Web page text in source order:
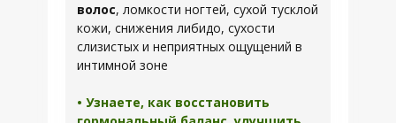
волос, ломкости ногтей, сухой тусклой
кожи, снижения либидо, сухости
слизистых и неприятных ощущений в
интимной зоне
• Узнаете, как восстановить